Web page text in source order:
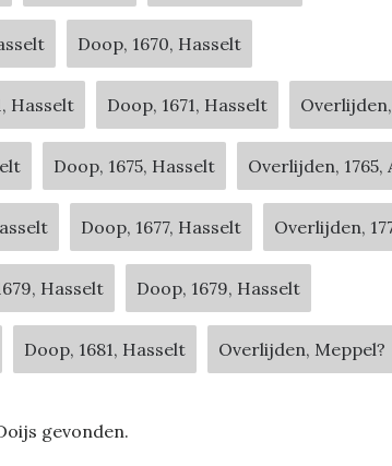
Doop, 1670, Hasselt
Hasselt Doop, 1671, Hasselt
Doop, 1675, Hasselt Overlijden,
Doop, 1677, Hasselt Overlijden,
Hasselt Doop, 1679, Hasselt
Doop, 1681, Hasselt Overlijden, Meppel?
gevonden.